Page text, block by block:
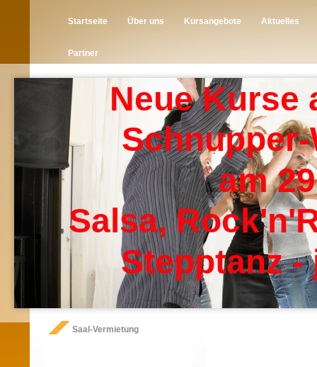
Startseite Über uns Kursangebote Aktuelles
Partner
Neue Kurse
am
Salsa,
Stepptanz -
Saal-Vermietung